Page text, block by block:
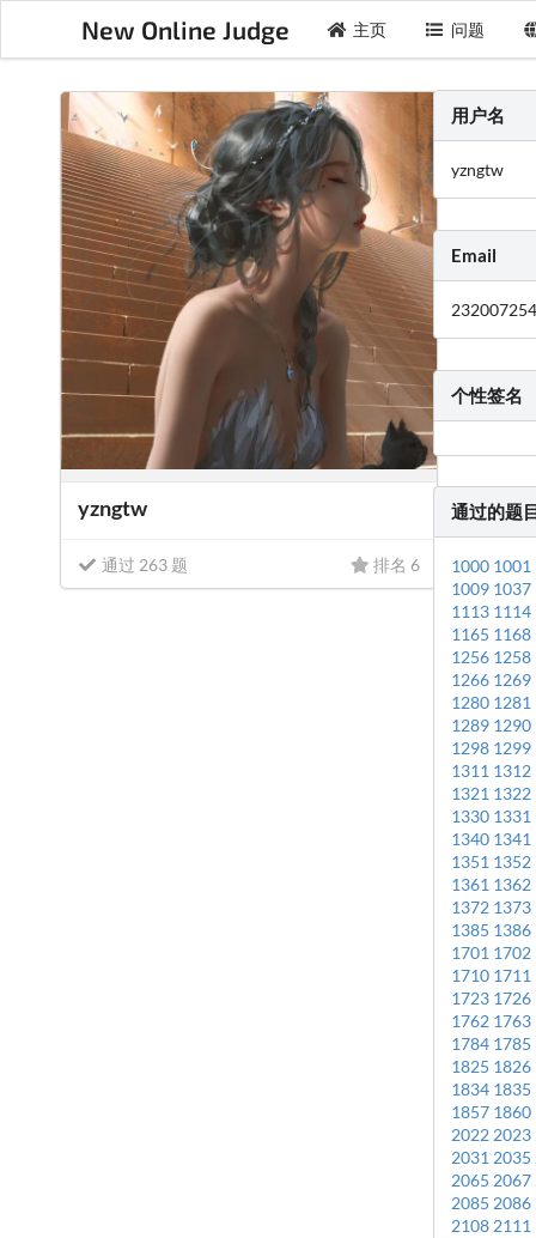
New Online Judge 主页 问题
yzngtw
通过 263 题 排名 6
用户名
yzngtw
Email
个性签名
通过的题
1000 1001
1009 1037
1113 1114
1165 1168
1256 1258
1266 1269
1280 1281
1289 1290
1298 1299
1311 1312
1321 1322
1330 1331
1340 1341
1351 1352
1361 1362
1372 1373
1385 1386
1701 1702
1710 1711
1723 1726
1762 1763
1784 1785
1825 1826
1834 1835
1857 1860
20222023
20312035
20652067
20852086
21082111